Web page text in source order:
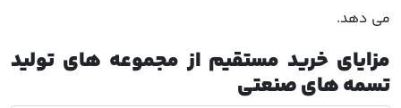
می دهد.
مزایای خرید مستقیم از مجموعه های تولید
تسمه های صنعتی